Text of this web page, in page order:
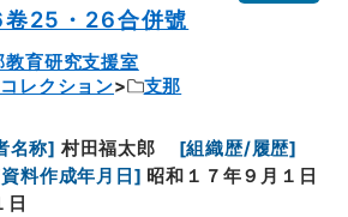
25・26合併號
育研究支援室
レクション
支那
名称] 村田福太郎 [組織歴/履歴]
資料作成年月日 ] 昭和１７年９月１日
日